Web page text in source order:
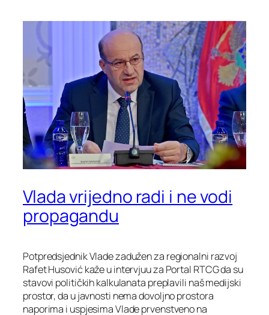
Vlada vrijedno radi i ne vodi
propagandu
Potpredsjednik Vlade zadužen za regionalni razvoj
Rafet Husović kaže u intervjuu za Portal RTCG da su
stavovi političkih kalkulanata preplavili naš medijski
prostor, da u javnosti nema dovoljno prostora
naporima i uspjesima Vlade prvenstveno na